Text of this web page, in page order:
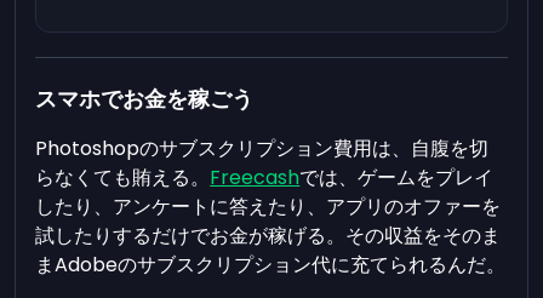
スマホでお金を稼ごう
Photoshopのサブスクリプション費用は、自腹を切
らなくても賄える。 Freecashでは、ゲームをプレイ
したり、アンケートに答えたり、アプリのオファーを
試したりするだけでお金が稼げる。その収益をそのま
まAdobeのサブスクリプション代に充てられるんだ。